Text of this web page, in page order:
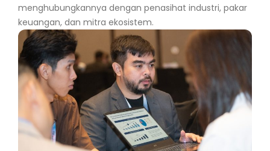
menghubungkannya dengan penasihat industri, pakar
keuangan, dan mitra ekosistem.